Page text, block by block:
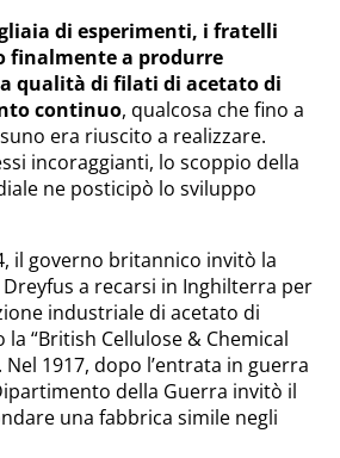
di esperimenti, i fratelli
finalmente a produrre
qualità di filati di acetato di
continuo, qualcosa che fino a
era riuscito a realizzare.
incoraggianti, lo scoppio della
ne posticipò lo sviluppo
il governo britannico invitò la
a recarsi in Inghilterra per
industriale di acetato di
“British Cellulose & Chemical
1917, dopo l’entrata in guerra
della Guerra invitò il
una fabbrica simile negli